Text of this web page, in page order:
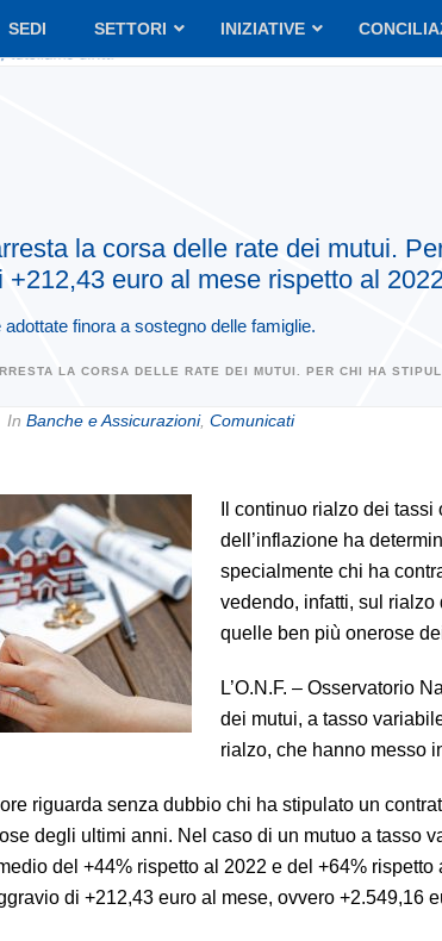
SEDI SETTORI INIZIATIVE
la corsa delle rate dei mutui.
+212,43 euro al mese rispetto al
finora a sostegno delle famiglie.
LA CORSA DELLE RATE DEI MUTUI. PER CHI HA
In Banche e Assicurazioni, Comunicati
Il continuo rialzo dei
dell’inflazione ha
specialmente chi ha
vedendo, infatti, sul rialzo
quelle ben più onerose
L’O.N.F. – Osservatorio
dei mutui, a tasso
rialzo, che hanno messo
riguarda senza dubbio chi ha stipulato un
degli ultimi anni. Nel caso di un mutuo a tasso
del +44% rispetto al 2022 e del +64%
di +212,43 euro al mese, ovvero +2.549,16